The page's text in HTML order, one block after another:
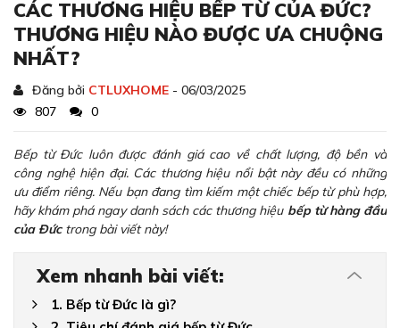
CÁC THƯƠNG HIỆU BẾP TỪ CỦA ĐỨC?
THƯƠNG HIỆU NÀO ĐƯỢC ƯA CHUỘNG
NHẤT?
Đăng bởi CTLUXHOME - 06/03/2025
807
0
Bếp từ Đức luôn được đánh giá cao về chất lượng, độ bền và
công nghệ hiện đại. Các thương hiệu nổi bật này đều có những
ưu điểm riêng. Nếu bạn đang tìm kiếm một chiếc bếp từ phù hợp,
hãy khám phá ngay danh sách các thương hiệu bếp từ hàng đầu
của Đức trong bài viết này!
Xem nhanh bài viết:
1. Bếp từ Đức là gì?